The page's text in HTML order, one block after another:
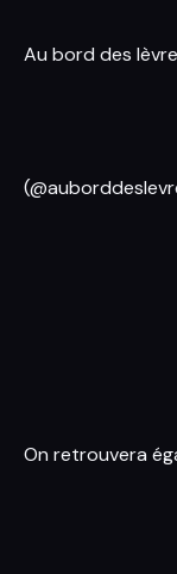
Au bord des
On retrouvera